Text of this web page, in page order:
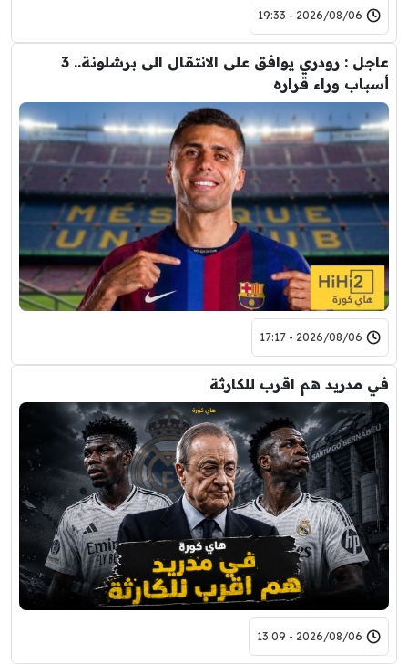
2026/08/06 - 19:33
عاجل : رودري يوافق على الانتقال الى برشلونة.. 3
أسباب وراء قراره
2026/08/06 - 17:17
في مدريد هم اقرب للكارثة
2026/08/06 - 13:09